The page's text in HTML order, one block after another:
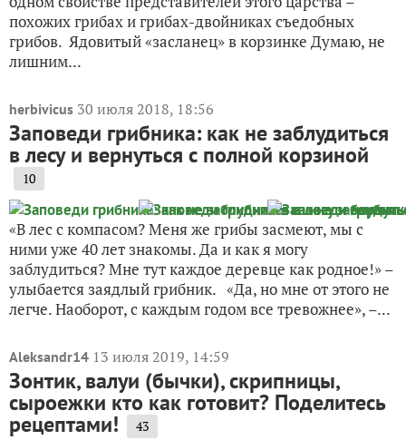
похожих грибах и грибах-двойниках съедобных
грибов. Ядовитый «засланец» в корзинке Думаю, не
лишним...
herbivicus 30 июля 2018, 18:56
Заповеди грибника: как не заблудиться
в лесу и вернуться с полной корзиной
10
«В лес с компасом? Меня же грибы засмеют, мы с
ними уже 40 лет знакомы. Да и как я могу
заблудиться? Мне тут каждое деревце как родное!» –
улыбается заядлый грибник. «Да, но мне от этого не
легче. Наоборот, с каждым годом все тревожнее», –...
Aleksandr14 13 июля 2019, 14:59
Зонтик, валуи (бычки), скрипницы,
сыроежки кто как готовит? Поделитесь
рецептами! 43